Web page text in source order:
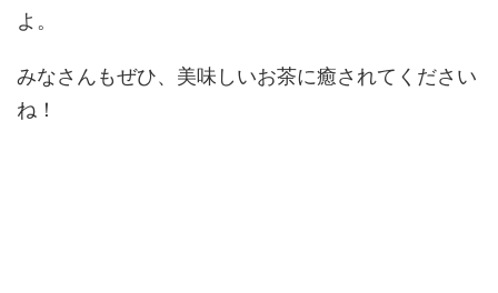
よ。
みなさんもぜひ、美味しいお茶に癒されてください
ね！